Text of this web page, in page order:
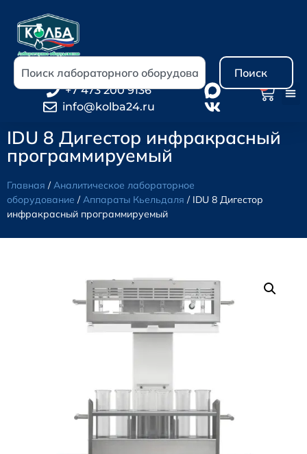
Поиск
+7 473 200 9136
info@kolba24.ru
IDU 8 Дигестор инфракрасный
программируемый
Главная /Аналитическое лабораторное
оборудование /Аппараты Кьельдаля / IDU 8 Дигестор
инфракрасный программируемый